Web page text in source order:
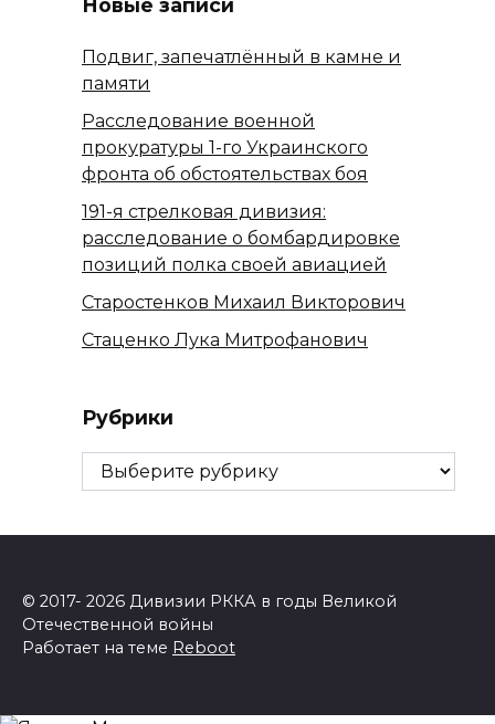
Новые записи
Подвиг, запечатлённый в камне и
памяти
Расследование военной
прокуратуры 1-го Украинского
фронта об обстоятельствах боя
191-я стрелковая дивизия:
расследование о бомбардировке
позиций полка своей авиацией
Старостенков Михаил Викторович
Стаценко Лука Митрофанович
Рубрики
Рубрики
© 2017- 2026 Дивизии РККА в годы Великой
Отечественной войны
Работает на теме Reboot